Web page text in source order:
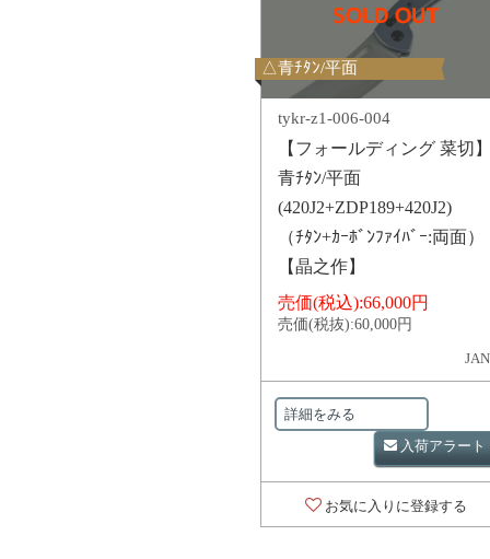
△青ﾁﾀﾝ/平面
tykr-z1-006-004
【フォールディング 菜切
青ﾁﾀﾝ/平面
(420J2+ZDP189+420J2)
（ﾁﾀﾝ+ｶｰﾎﾞﾝﾌｧｲﾊﾞｰ:両面）
【晶之作】
売価(税込):66,000円
売価(税抜):60,000円
詳細をみる
入荷アラート
お気に入りに登録する